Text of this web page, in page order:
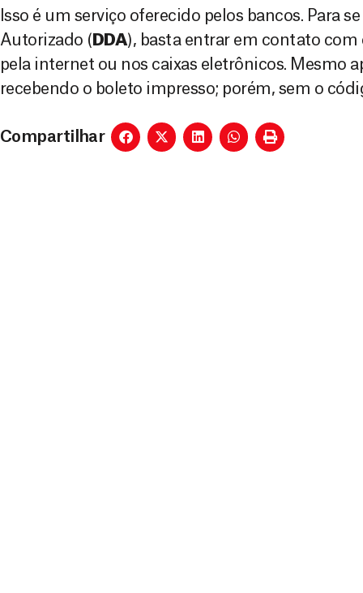
Isso é um serviço oferecido pelos bancos. Para
Autorizado ( DDA), basta entrar em contato com
pela internet ou nos caixas eletrônicos. Mesmo
recebendo o boleto impresso; porém, sem o
Compartilhar